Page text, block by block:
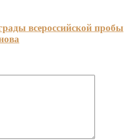
всероссийской пробы